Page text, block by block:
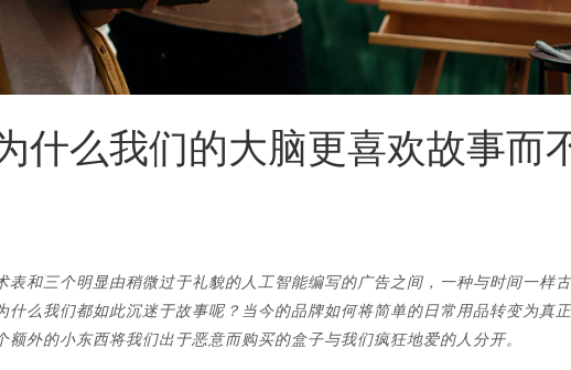
什么我们的大脑更喜欢故事而
表和三个明显由稍微过于礼貌的人工智能编写的广告之间，一种与时间一样
什么我们都如此沉迷于故事呢？当今的品牌如何将简单的日常用品转变为真
外的小东西将我们出于恶意而购买的盒子与我们疯狂地爱的人分开。